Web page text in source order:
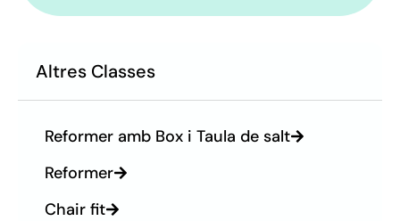
Altres Classes
Reformer amb Box i Taula de salt
Reformer
Chair fit